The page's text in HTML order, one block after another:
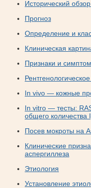
Исторический
Прогноз
Определение и
Клиническая
Признаки и
In vivo — кожные
In vitro — тесты:
общего количества
Посев мокроты на
Клинические
аспергиллеза
Этиология
Установление